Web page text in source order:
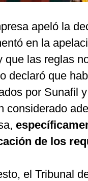
apeló la
en la
que las reglas
declaró que
por Sunafil
considerado
de los
el Tribunal